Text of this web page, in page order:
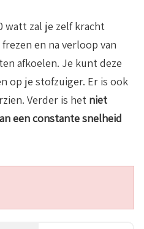
watt zal je zelf kracht
en na verloop van
afkoelen. Je kunt deze
op je stofzuiger. Er is ook
Verder is het niet
een constante snelheid